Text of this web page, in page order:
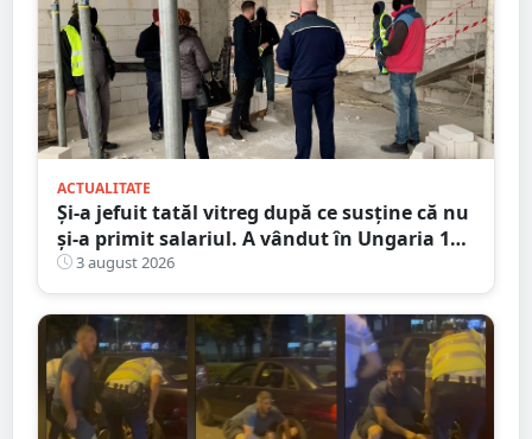
ACTUALITATE
Și-a jefuit tatăl vitreg după ce susține că nu
și-a primit salariul. A vândut în Ungaria 120
de role de vată și gresie de 7.000 de euro
3 august 2026